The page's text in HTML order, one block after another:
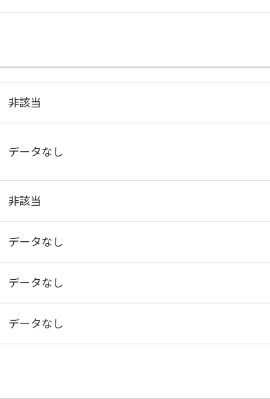
非該当
データなし
非該当
データなし
データなし
データなし